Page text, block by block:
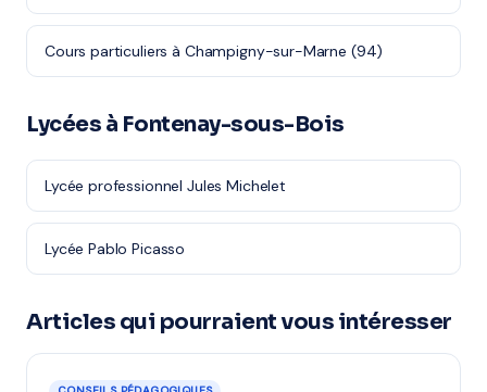
Cours particuliers à Champigny-sur-Marne (94)
Lycées à Fontenay-sous-Bois
Lycée professionnel Jules Michelet
Lycée Pablo Picasso
Articles qui pourraient vous intéresser